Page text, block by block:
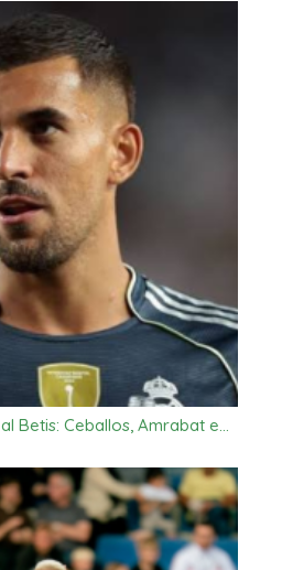
Betis: Ceballos, Amrabat e…